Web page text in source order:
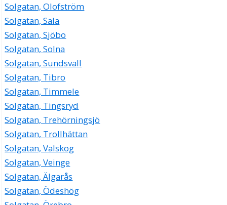
Solgatan, Olofström
Solgatan, Sala
Solgatan, Sjöbo
Solgatan, Solna
Solgatan, Sundsvall
Solgatan, Tibro
Solgatan, Timmele
Solgatan, Tingsryd
Solgatan, Trehörningsjö
Solgatan, Trollhättan
Solgatan, Valskog
Solgatan, Veinge
Solgatan, Älgarås
Solgatan, Ödeshög